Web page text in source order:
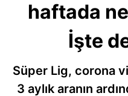
haftada
İşte
Süper Lig, corona
3 aylık aranın